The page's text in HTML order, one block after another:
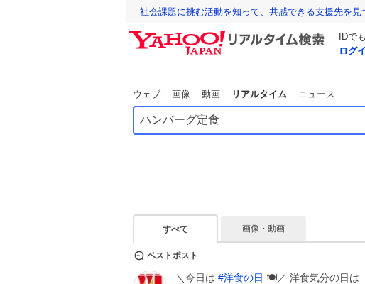
社会課題に挑む活動を知って、共感できる支援先を見
IDで
ログ
ウェブ 画像 動画 リアルタイム ニュース
すべて 画像・動画
ベストポスト
＼今日は #洋食の日 🍽️／ 洋食気分の日は